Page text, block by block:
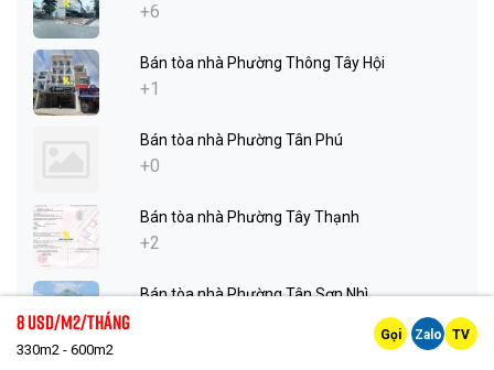
+6
Bán tòa nhà Phường Thông Tây Hội
+1
Bán tòa nhà Phường Tân Phú
+0
Bán tòa nhà Phường Tây Thạnh
+2
Bán tòa nhà Phường Tân Sơn Nhì
8 Usd/m2/tháng
330m2 - 600m2
Gọi Zalo TV